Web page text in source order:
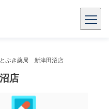
ぶき薬局 新津田沼店
店